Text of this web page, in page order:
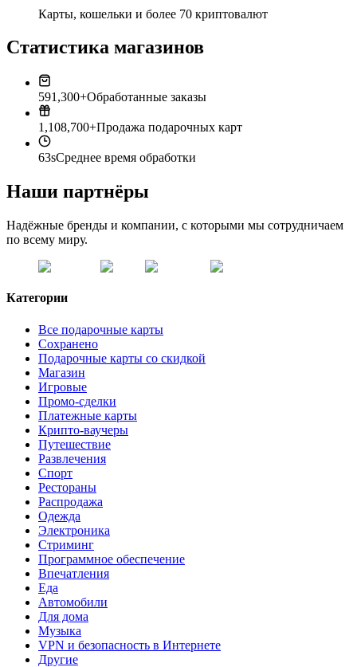
Карты, кошельки и более 70 криптовалют
Статистика магазинов
591,300+Обработанные заказы
1,108,700+Продажа подарочных карт
63sСреднее время обработки
Наши партнёры
Надёжные бренды и компании, с которыми мы сотрудничаем
по всему миру.
Категории
Все подарочные карты
Сохранено
Подарочные карты со скидкой
Магазин
Игровые
Промо-сделки
Платежные карты
Крипто-ваучеры
Путешествие
Развлечения
Спорт
Рестораны
Распродажа
Одежда
Электроника
Стриминг
Программное обеспечение
Впечатления
Еда
Автомобили
Для дома
Музыка
VPN и безопасность в Интернете
Другие